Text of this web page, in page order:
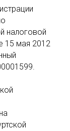
налоговой
15 мая 2012